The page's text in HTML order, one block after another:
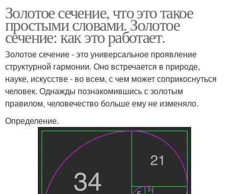
Золотое сечение, что это такое
простыми словами. Золотое
сечение: как это работает.
Золотое сечение - это универсальное проявление
структурной гармонии. Оно встречается в природе,
науке, искусстве - во всем, с чем может соприкоснуться
человек. Однажды познакомившись с золотым
правилом, человечество больше ему не изменяло.
Определение.